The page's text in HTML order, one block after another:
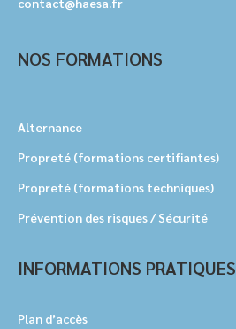
NOS FORMATIONS
Alternance
Propreté (formations certifiantes)
Propreté (formations techniques)
Prévention des risques / Sécurité
INFORMATIONS PRATIQUES
Plan d’accès